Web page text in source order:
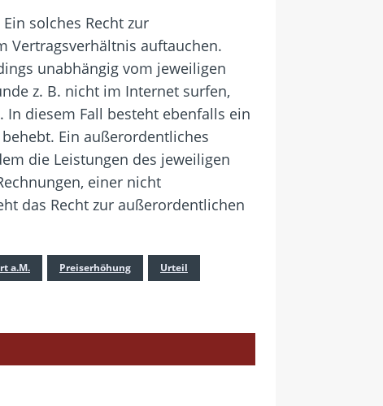
solches Recht zur
Vertragsverhältnis auftauchen.
unabhängig vom jeweiligen
z. B. nicht im Internet surfen,
In diesem Fall besteht ebenfalls ein
Ein außerordentliches
die Leistungen des jeweiligen
einer nicht
das Recht zur außerordentlichen
a.M. Preiserhöhung Urteil